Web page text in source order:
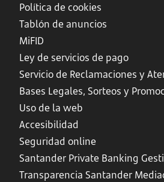
Política de cookies
Tablón de anuncios
MiFID
Ley de servicios de pago
Servicio de Reclamaciones y
Bases Legales, Sorteos y
Uso de la web
Accesibilidad
Seguridad online
Santander Private Banking
Transparencia Santander